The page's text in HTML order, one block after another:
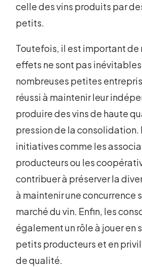
celle des vins produits par
petits.
Toutefois, il est important de
effets ne sont pas
nombreuses petites
réussi à maintenir leur
produire des vins de haute
pression de la consolidation.
initiatives comme les
producteurs ou les
contribuer à préserver la
à maintenir une concurrence
marché du vin. Enfin, les
également un rôle à jouer en
petits producteurs et en
de qualité.